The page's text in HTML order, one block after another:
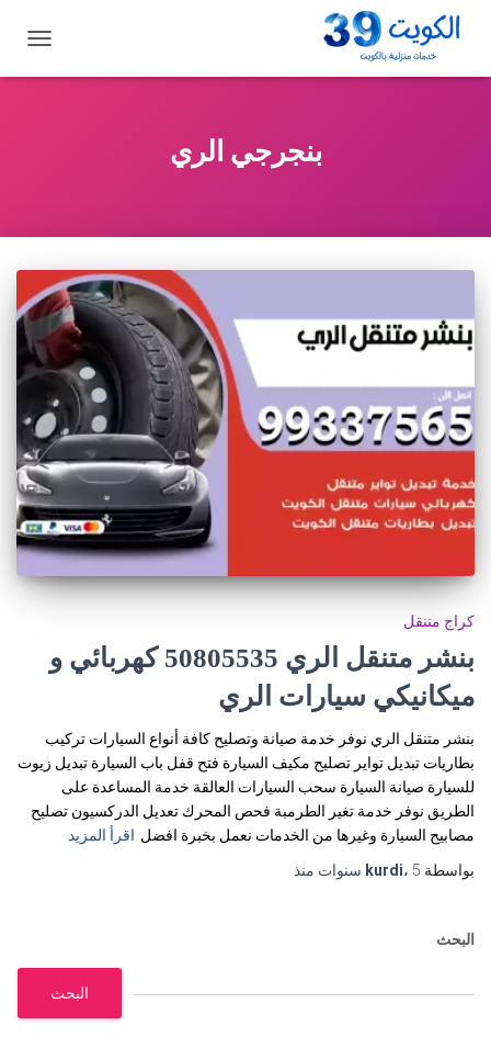
التنقل
بنجرجي الري
كراج متنقل
بنشر متنقل الري 50805535‬ كهربائي و
ميكانيكي سيارات الري
بنشر متنقل الري نوفر خدمة صيانة وتصليح كافة أنواع السيارات تركيب
بطاريات تبديل تواير تصليح مكيف السيارة فتح قفل باب السيارة تبديل زيوت
للسيارة صيانة السيارة سحب السيارات العالقة خدمة المساعدة على
الطريق نوفر خدمة تغير الطرمبة فحص المحرك تعديل الدركسيون تصليح
مصابيح السيارة وغيرها من الخدمات نعمل بخبرة افضل اقرأ المزيد
بواسطة
kurdi، 5 سنوات منذ
البحث
البحث